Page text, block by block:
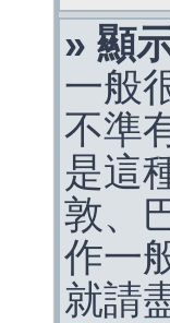
» 顯
一般
不準
是這
敦、
作一
就請